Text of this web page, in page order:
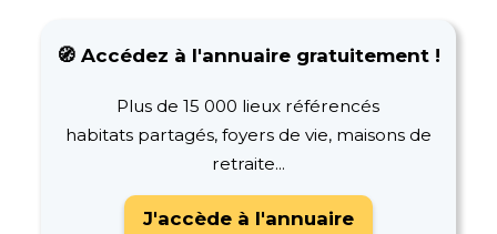
🧭 Accédez à l'annuaire gratuitement !
Plus de 15 000 lieux référencés
habitats partagés, foyers de vie, maisons de
retraite...
J'accède à l'annuaire